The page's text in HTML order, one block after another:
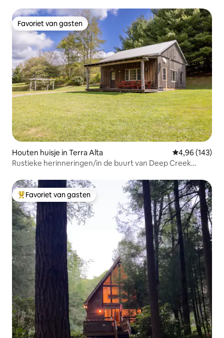
Favoriet van gasten
Favoriet van gasten
Houten huisje in Terra Alta Gemiddelde
4,96 (143)
Rustieke herinneringen/in de buurt van Deep Creek
Topfavoriet van gasten
Favoriet van gasten